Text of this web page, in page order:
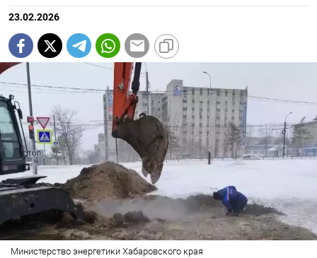
23.02.2026
Министерство энергетики Хабаровского края